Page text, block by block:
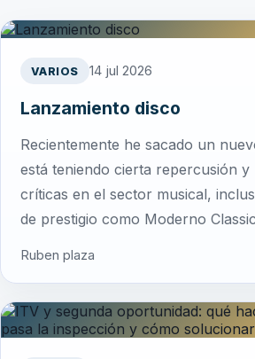
VARIOS 14 jul 2026
Lanzamiento disco
Recientemente he sacado un
está teniendo cierta repercusión y
críticas en el sector musical,
de prestigio como Moderno
Ruben plaza